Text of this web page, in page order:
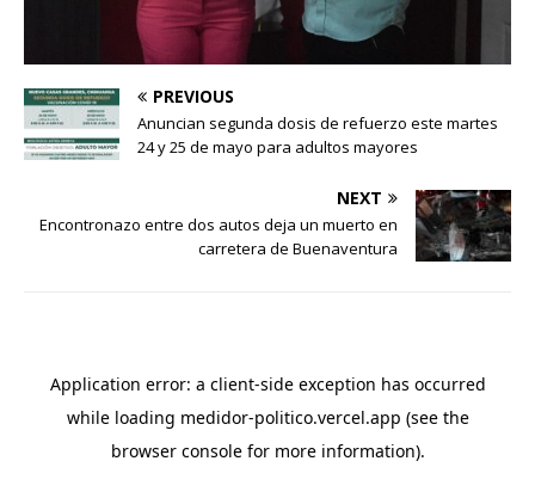
PREVIOUS
Anuncian segunda dosis de refuerzo este martes
24 y 25 de mayo para adultos mayores
NEXT
Encontronazo entre dos autos deja un muerto en
carretera de Buenaventura